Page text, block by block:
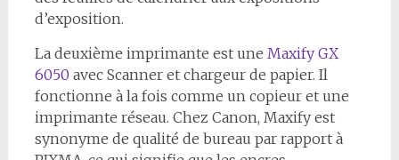
d’exposition.
La deuxième imprimante est une Maxify GX
6050 avec Scanner et chargeur de papier. Il
fonctionne à la fois comme un copieur et une
imprimante réseau. Chez Canon, Maxify est
synonyme de qualité de bureau par rapport à